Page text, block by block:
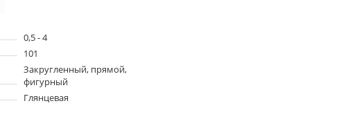
0,5 - 4
101
Закругленный, прямой,
фигурный
Глянцевая